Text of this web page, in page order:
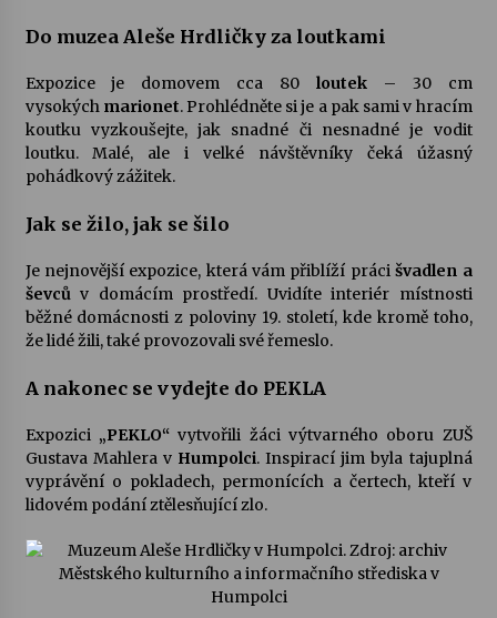
Do muzea Aleše Hrdličky za loutkami
Expozice je domovem cca 80 loutek– 30 cm
vysokých marionet. Prohlédněte si je a pak sami v hracím
koutku vyzkoušejte, jak snadné či nesnadné je vodit
loutku. Malé, ale i velké návštěvníky čeká úžasný
pohádkový zážitek.
Jak se žilo, jak se šilo
Je nejnovější expozice, která vám přiblíží prácišvadlen a
ševcův domácím prostředí. Uvidíte interiér místnosti
běžné domácnosti z poloviny 19. století, kde kromě toho,
že lidé žili, také provozovali své řemeslo.
A nakonec se vydejte do PEKLA
Expozici „PEKLO“vytvořili žáci výtvarného oboru ZUŠ
Gustava Mahlera v Humpolci. Inspirací jim byla tajuplná
vyprávění o pokladech, permonících a čertech, kteří v
lidovém podání ztělesňující zlo.